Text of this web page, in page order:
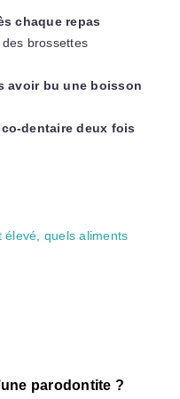
chaque repas
brossettes
avoir bu une boisson
dentaire deux fois
élevé, quels aliments
parodontite ?